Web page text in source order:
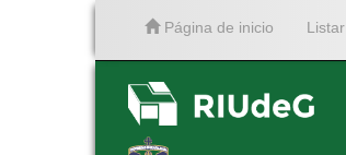
Página de inicio Listar